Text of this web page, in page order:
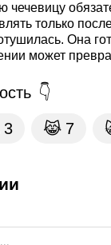
чечевицу
только после
Она
может
3 😹 7